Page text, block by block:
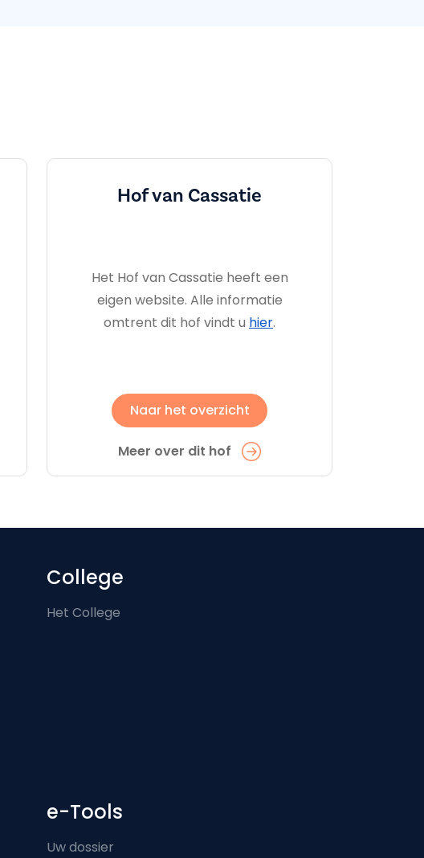
Hof van Cassatie
Het Hof van Cassatie heeft een
eigen website. Alle informatie
omtrent dit hof vindt u hier.
Naar het overzicht
Meer over dit hof
College
Het College
e-Tools
Uw dossier